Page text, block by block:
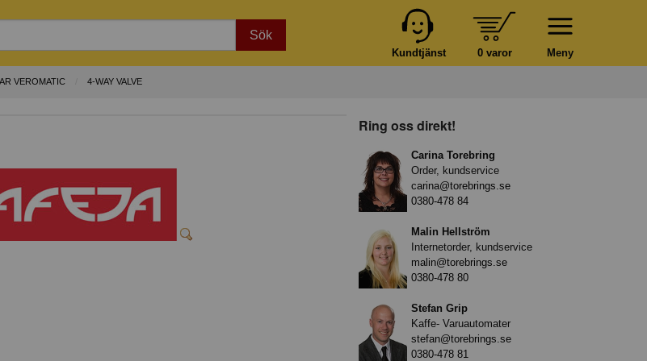
Sök
Meny
0 varor
Kundtjänst
VEROMATIC 4-WAY VALVE
Ring oss direkt!
Carina Torebring
Order, kundservice
carina@torebrings.se
0380-478 84
Malin Hellström
Internetorder, kundservice
malin@torebrings.se
0380-478 80
Stefan Grip
Kaffe- Varuautomater
stefan@torebrings.se
0380-478 81